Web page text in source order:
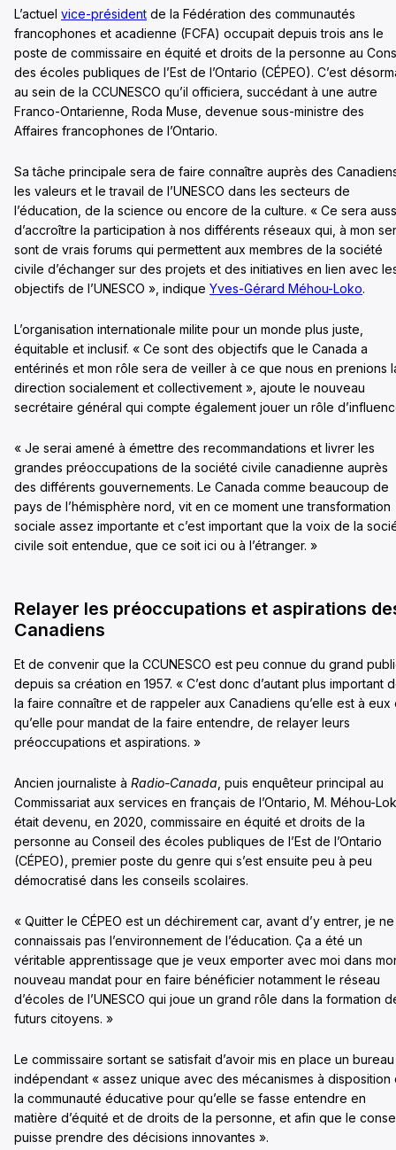
L’actuel vice-président de la Fédération des communautés
francophones et acadienne (FCFA) occupait depuis trois ans le
poste de commissaire en équité et droits de la personne au
des écoles publiques de l’Est de l’Ontario (CÉPEO). C’est
au sein de la CCUNESCO qu’il officiera, succédant à une autre
Franco-Ontarienne, Roda Muse, devenue sous-ministre des
Affaires francophones de l’Ontario.
Sa tâche principale sera de faire connaître auprès des
les valeurs et le travail de l’UNESCO dans les secteurs de
l’éducation, de la science ou encore de la culture. « Ce sera
d’accroître la participation à nos différents réseaux qui, à mon
sont de vrais forums qui permettent aux membres de la société
civile d’échanger sur des projets et des initiatives en lien avec
objectifs de l’UNESCO », indique Yves-Gérard Méhou-Loko.
L’organisation internationale milite pour un monde plus juste,
équitable et inclusif. « Ce sont des objectifs que le Canada a
entérinés et mon rôle sera de veiller à ce que nous en prenions
direction socialement et collectivement », ajoute le nouveau
secrétaire général qui compte également jouer un rôle
« Je serai amené à émettre des recommandations et livrer les
grandes préoccupations de la société civile canadienne auprès
des différents gouvernements. Le Canada comme beaucoup de
pays de l’hémisphère nord, vit en ce moment une transformation
sociale assez importante et c’est important que la voix de la
civile soit entendue, que ce soit ici ou à l’étranger. »
Relayer les préoccupations et aspirations
Canadiens
Et de convenir que la CCUNESCO est peu connue du grand
depuis sa création en 1957. « C’est donc d’autant plus important
la faire connaître et de rappeler aux Canadiens qu’elle est à eux
qu’elle pour mandat de la faire entendre, de relayer leurs
préoccupations et aspirations. »
Ancien journaliste à Radio-Canada , puis enquêteur principal au
Commissariat aux services en français de l’Ontario, M. Méhou-
était devenu, en 2020, commissaire en équité et droits de la
personne au Conseil des écoles publiques de l’Est de l’Ontario
(CÉPEO), premier poste du genre qui s’est ensuite peu à peu
démocratisé dans les conseils scolaires.
« Quitter le CÉPEO est un déchirement car, avant d’y entrer, je ne
connaissais pas l’environnement de l’éducation. Ça a été un
véritable apprentissage que je veux emporter avec moi dans
nouveau mandat pour en faire bénéficier notamment le réseau
d’écoles de l’UNESCO qui joue un grand rôle dans la formation
futurs citoyens. »
Le commissaire sortant se satisfait d’avoir mis en place un bureau
indépendant « assez unique avec des mécanismes à disposition
la communauté éducative pour qu’elle se fasse entendre en
matière d’équité et de droits de la personne, et afin que le
puisse prendre des décisions innovantes ».